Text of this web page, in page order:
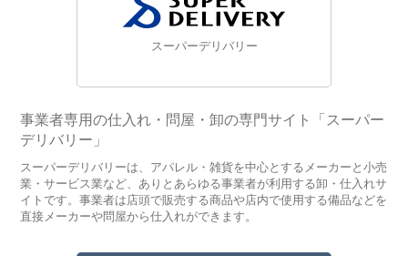
スーパーデリバリー
事業者専用の仕入れ・問屋・卸の専門サイト「スーパー
デリバリー」
スーパーデリバリーは、アパレル・雑貨を中心とするメーカーと小売
業・サービス業など、ありとあらゆる事業者が利用する卸・仕入れサ
イトです。事業者は店頭で販売する商品や店内で使用する備品などを
直接メーカーや問屋から仕入れができます。